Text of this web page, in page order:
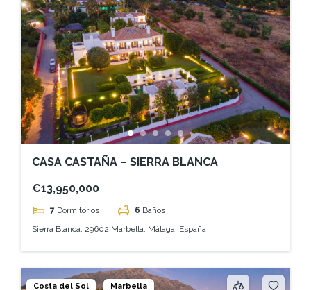
CASA CASTAÑA – SIERRA BLANCA
€13,950,000
7 Dormitorios 6 Baños
Sierra Blanca, 29602 Marbella, Málaga, España
Costa del Sol Marbella